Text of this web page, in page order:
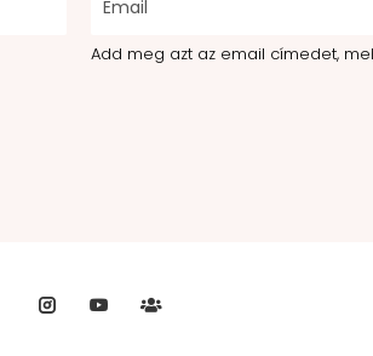
Add meg azt az email címedet,